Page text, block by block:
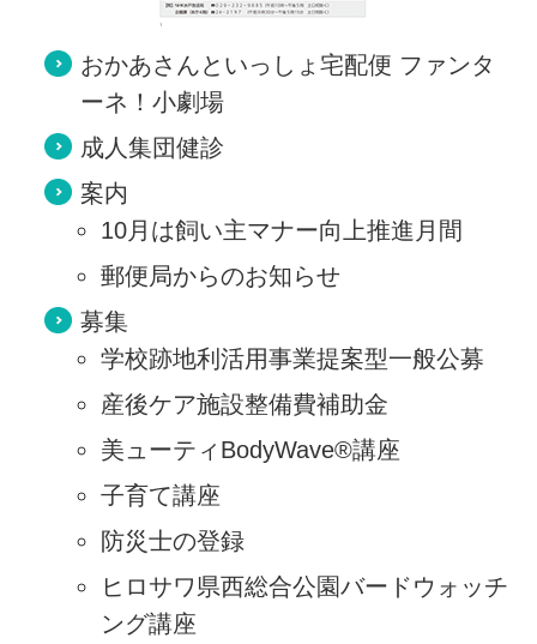
おかあさんといっしょ宅配便 ファンタ
ーネ！小劇場
成人集団健診
案内
10月は飼い主マナー向上推進月間
郵便局からのお知らせ
募集
学校跡地利活用事業提案型一般公募
産後ケア施設整備費補助金
美ューティBodyWave®講座
子育て講座
防災士の登録
ヒロサワ県西総合公園バードウォッチ
ング講座